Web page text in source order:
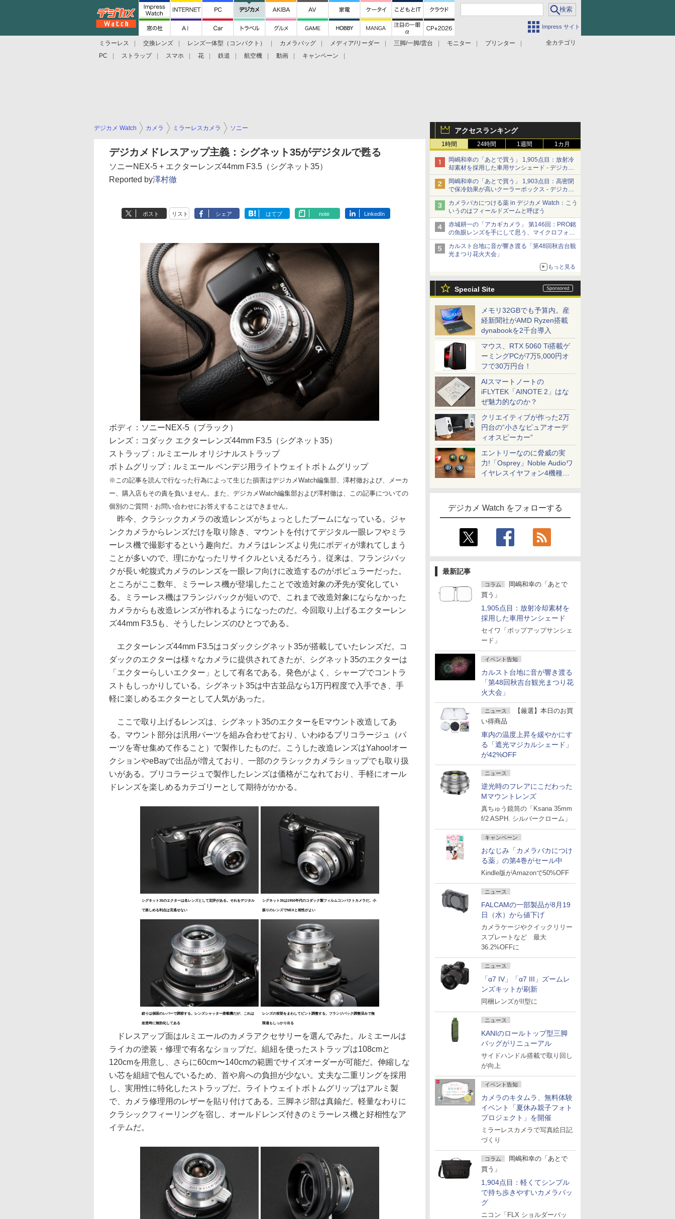
Impress サイト
全カテゴリ
ミラーレス 交換レンズ レンズ一体型（コンパクト） カメラバッグ メディア/リーダー 三脚/一脚/雲台 モニター
プリンター
PC
ストラップ スマホ 花 鉄道 航空機 動画 キャンペーン
アクセスランキング
1時間 24時間 1週間 1カ月
岡嶋和幸の「あとで買う」 1,905点目：放射冷
却素材を採用した車用サンシェード - デジカメ
Watch
岡嶋和幸の「あとで買う」 1,903点目：高密閉
で保冷効果が高いクーラーボックス - デジカメ
Watch
カメラバカにつける薬 in デジカメ Watch：こう
いうのはフィールドズームと呼ぼう
赤城耕一の「アカギカメラ」 第146回：PRO銘
の魚眼レンズを手にして思う、マイクロフォー
サーズへの期待と可能性
カルスト台地に音が響き渡る「第48回秋吉台観
光まつり花火大会」
もっと見る
Special Site
メモリ32GBでも予算内。産
経新聞社がAMD Ryzen搭載
dynabookを2千台導入
マウス、RTX 5060 Ti搭載ゲ
ーミングPCが7万5,000円オ
フで30万円台！
AIスマートノートの
iFLYTEK「AINOTE 2」はな
ぜ魅力的なのか？
クリエイティブが作った2万
円台の“小さなピュアオーデ
ィオスピーカー”
エントリーなのに脅威の実
力!「Osprey」Noble Audioワ
イヤレスイヤフォン4機種を
デジカメ Watch をフォローする
最新記事
コラム
岡嶋和幸の「あとで
買う」
1,905点目：放射冷却素材を
採用した車用サンシェード
セイワ「ポップアップサンシェ
ード」
イベント告知
カルスト台地に音が響き渡る
「第48回秋吉台観光まつり花
火大会」
ニュース
【厳選】本日のお買
い得商品
車内の温度上昇を緩やかにす
る「遮光マジカルシェード」
が42%OFF
ニュース
逆光時のフレアにこだわった
Mマウントレンズ
真ちゅう鏡筒の「Ksana 35mm
f/2 ASPH. シルバークローム」
キャンペーン
おなじみ「カメラバカにつけ
る薬」の第4巻がセール中
Kindle版がAmazonで50%OFF
ニュース
FALCAMの一部製品が8月19
日（水）から値下げ
カメラケージやクイックリリー
スプレートなど 最大
36.2%OFFに
ニュース
「α7 IV」「α7 III」ズームレ
ンズキットが刷新
同梱レンズがII型に
ニュース
KANIのロールトップ型三脚
バッグがリニューアル
サイドハンドル搭載で取り回し
が向上
イベント告知
カメラのキタムラ、無料体験
イベント「夏休み親子フォト
プロジェクト」を開催
ミラーレスカメラで写真絵日記
づくり
コラム
岡嶋和幸の「あとで
買う」
1,904点目：軽くてシンプル
で持ち歩きやすいカメラバッ
グ
ニコン「FLX ショルダーバッ
デジカメ Watch カメラ ミラーレスカメラ ソニー
デジカメドレスアップ主義：シグネット35がデジタルで甦る
ソニーNEX-5 + エクターレンズ44mm F3.5（シグネット35）
Reported by澤村徹
ポスト リスト シェア はてブ note LinkedIn
ボディ：ソニーNEX-5（ブラック）
レンズ：コダック エクターレンズ44mm F3.5（シグネット35）
ストラップ：ルミエール オリジナルストラップ
ボトムグリップ：ルミエール ペンデジ用ライトウェイトボトムグリップ
※この記事を読んで行なった行為によって生じた損害はデジカメWatch編集部、澤村徹および、メーカ
ー、購入店もその責を負いません。また、デジカメWatch編集部および澤村徹は、この記事についての
個別のご質問・お問い合わせにお答えすることはできません。
昨今、クラシックカメラの改造レンズがちょっとしたブームになっている。ジャ
ンクカメラからレンズだけを取り除き、マウントを付けてデジタル一眼レフやミラ
ーレス機で撮影するという趣向だ。カメラはレンズより先にボディが壊れてしまう
ことが多いので、理にかなったリサイクルといえるだろう。従来は、フランジバッ
クが長い蛇腹式カメラのレンズを一眼レフ向けに改造するのがポピュラーだった。
ところがここ数年、ミラーレス機が登場したことで改造対象の矛先が変化してい
る。ミラーレス機はフランジバックが短いので、これまで改造対象にならなかった
カメラからも改造レンズが作れるようになったのだ。今回取り上げるエクターレン
ズ44mm F3.5も、そうしたレンズのひとつである。
エクターレンズ44mm F3.5はコダックシグネット35が搭載していたレンズだ。コ
ダックのエクターは様々なカメラに提供されてきたが、シグネット35のエクターは
「エクターらしいエクター」として有名である。発色がよく、シャープでコントラ
ストもしっかりしている。シグネット35は中古並品なら1万円程度で入手でき、手
軽に楽しめるエクターとして人気があった。
ここで取り上げるレンズは、シグネット35のエクターをEマウント改造してあ
る。マウント部分は汎用パーツを組み合わせており、いわゆるブリコラージュ（パ
ーツを寄せ集めて作ること）で製作したものだ。こうした改造レンズはYahoo!オー
クションやeBayで出品が増えており、一部のクラシックカメラショップでも取り扱
いがある。ブリコラージュで製作したレンズは価格がこなれており、手軽にオール
ドレンズを楽しめるカテゴリーとして期待がかかる。
シグネット35のエクターは名レンズとして定評がある。それをデジタル
で楽しめる利点は見逃せない
シグネット35は1950年代のコダック製フィルムコンパクトカメラだ。小
振りのレンズでNEXと相性がよい
絞りは側面のレバーで調節する。レンズシャッター搭載機だが、これは
改造時に無効化してある
レンズの前部をまわしてピント調整する。フランジバック調整済みで無
限遠もしっかり出る
ドレスアップ面はルミエールのカメラアクセサリーを選んでみた。ルミエールは
ライカの塗装・修理で有名なショップだ。組紐を使ったストラップは108cmと
120cmを用意し、さらに60cm〜140cmの範囲でサイズオーダーが可能だ。伸縮しな
い芯を組紐で包んでいるため、首や肩への負担が少ない。丈夫な二重リングを採用
し、実用性に特化したストラップだ。ライトウェイトボトムグリップはアルミ製
で、カメラ修理用のレザーを貼り付けてある。三脚ネジ部は真鍮だ。軽量なわりに
クラシックフィーリングを宿し、オールドレンズ付きのミラーレス機と好相性なア
イテムだ。